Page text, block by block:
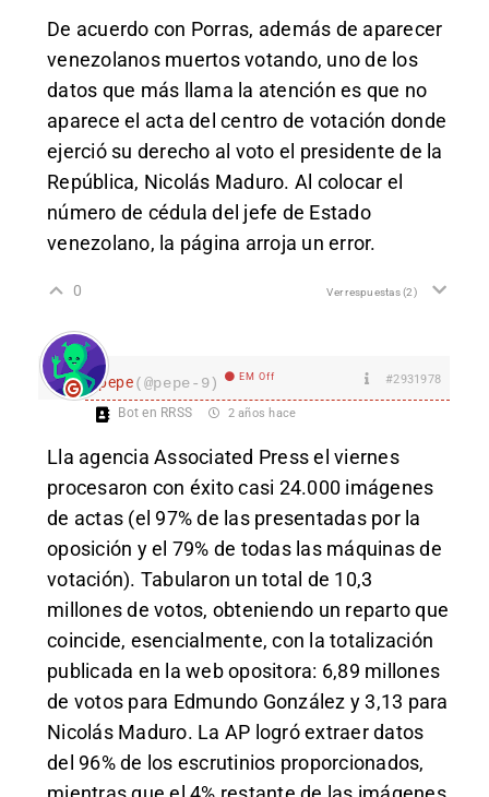
De acuerdo con Porras, además de aparecer
venezolanos muertos votando, uno de los
datos que más llama la atención es que no
aparece el acta del centro de votación donde
ejerció su derecho al voto el presidente de la
República, Nicolás Maduro. Al colocar el
número de cédula del jefe de Estado
venezolano, la página arroja un error.
0 Ver respuestas(2)
pepe(@pepe-9) EM Off #2931978
Bot en RRSS 2 años hace
Lla agencia Associated Pressel viernes
procesaron con éxito casi 24.000 imágenes
de actas (el 97% de las presentadas por la
oposición y el 79% de todas las máquinas de
votación). Tabularon un total de 10,3
millones de votos, obteniendo un reparto que
coincide, esencialmente, con la totalización
publicada en la web opositora: 6,89 millones
de votos para Edmundo González y 3,13 para
Nicolás Maduro. La AP logró extraer datos
del 96% de los escrutinios proporcionados,